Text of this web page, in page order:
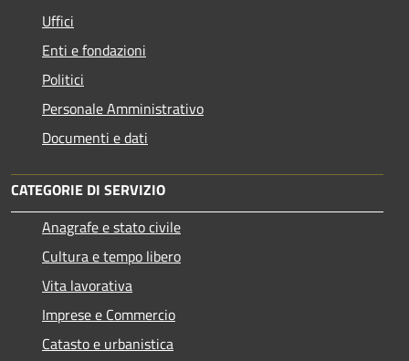
Uffici
Enti e fondazioni
Politici
Personale Amministrativo
Documenti e dati
CATEGORIE DI SERVIZIO
Anagrafe e stato civile
Cultura e tempo libero
Vita lavorativa
Imprese e Commercio
Catasto e urbanistica